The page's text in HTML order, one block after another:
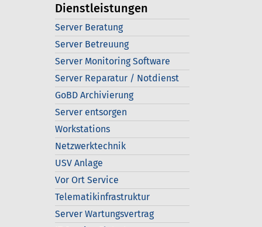
Dienstleistungen
Server Beratung
Server Betreuung
Server Monitoring Software
Server Reparatur / Notdienst
GoBD Archivierung
Server entsorgen
Workstations
Netzwerktechnik
USV Anlage
Vor Ort Service
Telematikinfrastruktur
Server Wartungsvertrag